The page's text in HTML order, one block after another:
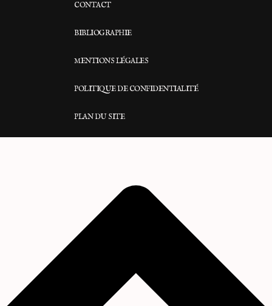
CONTACT
BIBLIOGRAPHIE
MENTIONS LÉGALES
POLITIQUE DE CONFIDENTIALITÉ
PLAN DU SITE